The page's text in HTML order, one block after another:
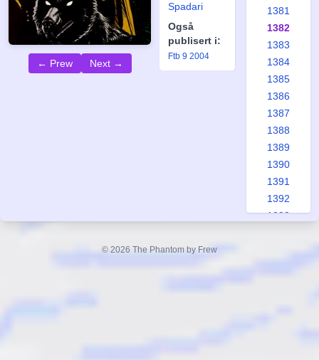
← Prew Next →
Spadari
Også
publisert i:
Ftb 9 2004
1381
1382
1383
1384
1385
1386
1387
1388
1389
1390
1391
1392
1393
© 2026 The Phantom by Frew